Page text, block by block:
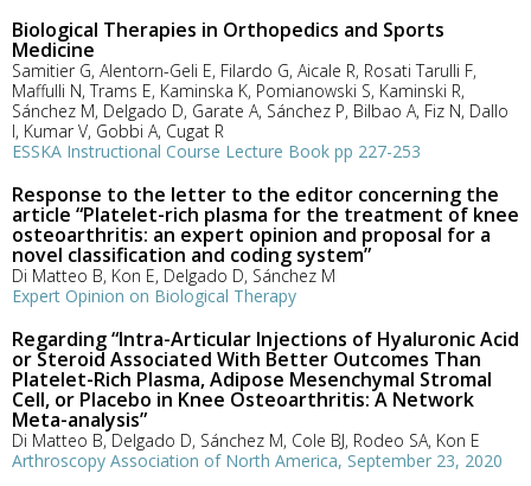
Biological Therapies in Orthopedics and Sports
Medicine
Samitier G, Alentorn-Geli E, Filardo G, Aicale R, Rosati Tarulli F,
Maffulli N, Trams E, Kaminska K, Pomianowski S, Kaminski R,
Sánchez M, Delgado D, Garate A, Sánchez P, Bilbao A, Fiz N, Dallo
I, Kumar V, Gobbi A, Cugat R
ESSKA Instructional Course Lecture Book pp 227-253
Response to the letter to the editor concerning the
article “Platelet-rich plasma for the treatment of knee
osteoarthritis: an expert opinion and proposal for a
novel classification and coding system”
Di Matteo B, Kon E, Delgado D, Sánchez M
Expert Opinion on Biological Therapy
Regarding “Intra-Articular Injections of Hyaluronic Acid
or Steroid Associated With Better Outcomes Than
Platelet-Rich Plasma, Adipose Mesenchymal Stromal
Cell, or Placebo in Knee Osteoarthritis: A Network
Meta-analysis”
Di Matteo B, Delgado D, Sánchez M, Cole BJ, Rodeo SA, Kon E
Arthroscopy Association of North America, September 23, 2020